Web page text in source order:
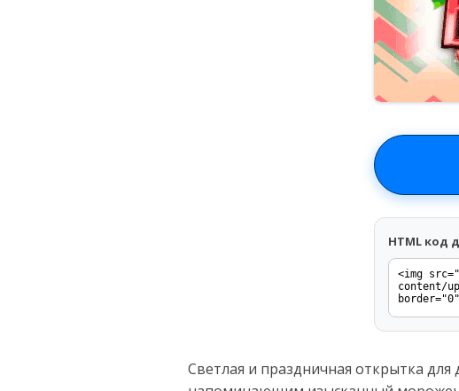
HTML код
Светлая и праздничная открытка